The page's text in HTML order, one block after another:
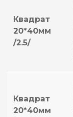
Квадрат
20*40мм
/2.5/
Квадрат
20*40мм